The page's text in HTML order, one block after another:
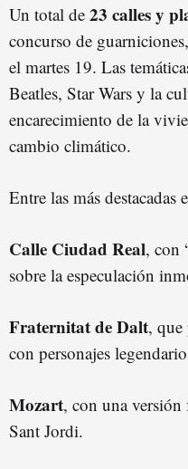
Un total de 23 calles y
concurso de
el martes 19. Las
Beatles, Star Wars y la
encarecimiento de la
cambio climático.
Entre las más destacadas
Calle Ciudad Real, con
sobre la especulación
Fraternitat de Dalt,
con personajes
Mozart, con una versión
Sant Jordi.